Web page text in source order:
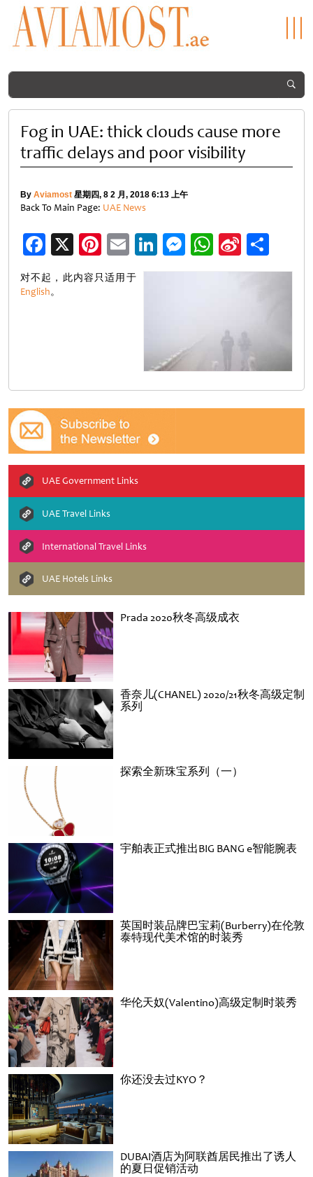
Prada 2020秋冬高级成衣
香奈儿(CHANEL) 2020/21秋冬高级定制
系列
探索全新珠宝系列（一）
宇舶表正式推出BIG BANG e智能腕表
英国时装品牌巴宝莉(Burberry)在伦敦
泰特现代美术馆的时装秀
华伦天奴(Valentino)高级定制时装秀
你还没去过KYO？
DUBAI酒店为阿联酋居民推出了诱人
的夏日促销活动
Fog in UAE: thick clouds cause more
traffic delays and poor visibility
By Aviamost 星期四, 8 2 月, 2018 6:13 上午
Back To Main Page: UAE News
Facebook
X Pinterest
EmailLinkedIn
Messenger
WhatsApp
Sina
Weibo
享
对不起，此内容只适用于
English。
UAE Government Links
UAE Travel Links
International Travel Links
UAE Hotels Links